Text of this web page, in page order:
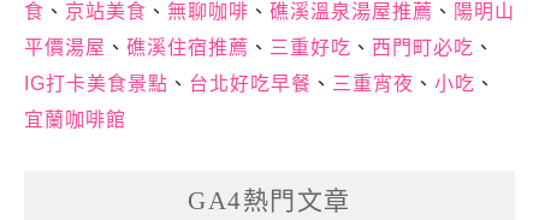
食 、 京站美食 、 無聊咖啡 、 礁溪溫泉湯屋推薦 、 陽明山
平價湯屋 、 礁溪住宿推薦 、 三重好吃 、 西門町必吃 、
IG打卡美食景點 、 台北好吃早餐 、 三重宵夜 、 小吃 、
宜蘭咖啡館
GA4熱門文章